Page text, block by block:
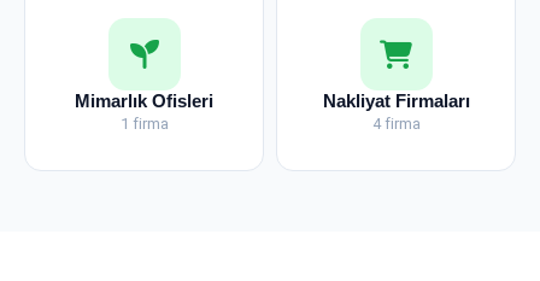
Mimarlık Ofisleri
1 firma
Nakliyat Firmaları
4 firma